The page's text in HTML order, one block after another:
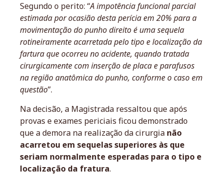
Segundo o perito: “A impotência funcional parcial
estimada por ocasião desta perícia em 20% para a
movimentação do punho direito é uma sequela
rotineiramente acarretada pelo tipo e localização da
fartura que ocorreu no acidente, quando tratada
cirurgicamente com inserção de placa e parafusos
na região anatômica do punho, conforme o caso em
questão”.
Na decisão, a Magistrada ressaltou que após
provas e exames periciais ficou demonstrado
que a demora na realização da cirurgia não
acarretou em sequelas superiores às que
seriam normalmente esperadas para o tipo e
localização da fratura.